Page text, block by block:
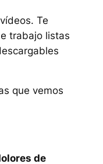
Te
trabajo listas
que vemos
de